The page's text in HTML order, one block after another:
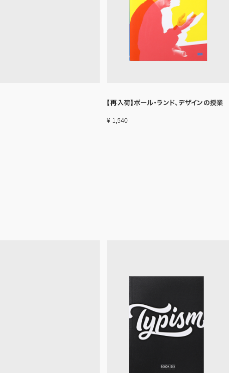
【再入荷】ポール・ランド、デザインの授業
¥ 1,540